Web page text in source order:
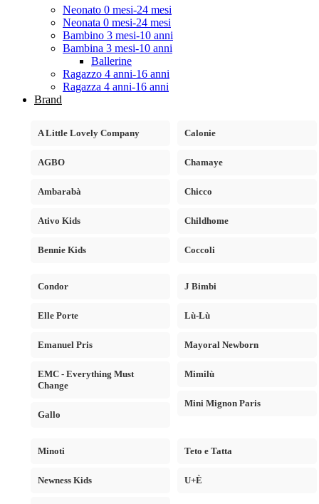
Neonato 0 mesi-24 mesi
Neonata 0 mesi-24 mesi
Bambino 3 mesi-10 anni
Bambina 3 mesi-10 anni
Ballerine
Ragazzo 4 anni-16 anni
Ragazza 4 anni-16 anni
Brand
A Little Lovely Company
AGBO
Ambarabà
Ativo Kids
Bennie Kids
Calonie
Chamaye
Chicco
Childhome
Coccoli
Condor
Elle Porte
Emanuel Pris
EMC - Everything Must
Change
Gallo
J Bimbi
Lù-Lù
Mayoral Newborn
Mimilù
Mini Mignon Paris
Minoti
Newness Kids
Teto e Tatta
U+È